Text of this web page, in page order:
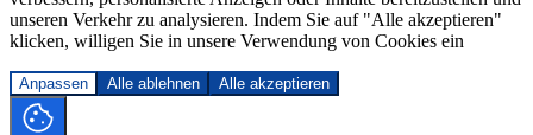
unseren Verkehr zu analysieren. Indem Sie auf "Alle akzeptieren"
klicken, willigen Sie in unsere Verwendung von Cookies ein
Anpassen Alle ablehnen Alle akzeptieren